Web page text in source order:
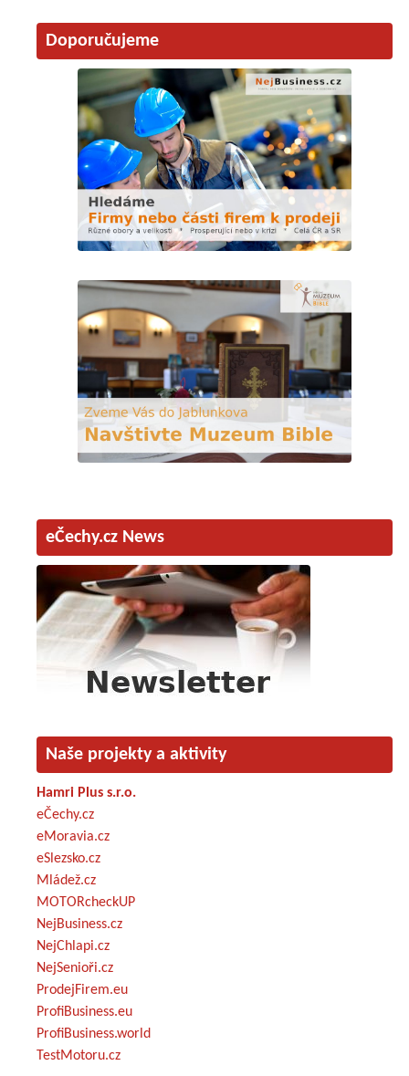
Doporučujeme
eČechy.cz News
Naše projekty a aktivity
Hamri Plus s.r.o.
eČechy.cz
eMoravia.cz
eSlezsko.cz
Mládež.cz
MOTORcheckUP
NejBusiness.cz
NejChlapi.cz
NejSenioři.cz
ProdejFirem.eu
ProfiBusiness.eu
ProfiBusiness.world
TestMotoru.cz